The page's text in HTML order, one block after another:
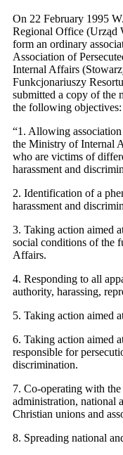
On 22 February 1995
Regional Office (Urząd
form an ordinary
Association of
Internal Affairs
Funkcjonariuszy
submitted a copy of the
the following objectives:
“1. Allowing
the Ministry of Internal
who are victims of
harassment and
2. Identification of a
harassment and
3. Taking action aimed
social conditions of the
Affairs.
4. Responding to all
authority, harassing,
5. Taking action aimed
6. Taking action aimed
responsible for
discrimination.
7. Co-operating with
administration, national
Christian unions and
8. Spreading national